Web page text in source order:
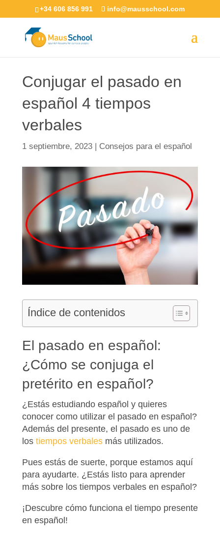
+34 606 856 991 info@mausschool.com
Conjugar el pasado en
español 4 tiempos
verbales
1 septiembre, 2023| Consejos para el español
Índice de contenidos
El pasado en español:
¿Cómo se conjuga el
pretérito en español?
¿Estás estudiando español y quieres
conocer como utilizar el pasado en español?
Además del presente, el pasado es uno de
los tiempos verbalesmás utilizados.
Pues estás de suerte, porque estamos aquí
para ayudarte. ¿Estás listo para aprender
más sobre los tiempos verbales en español?
¡Descubre cómo funciona el tiempo presente
en español!